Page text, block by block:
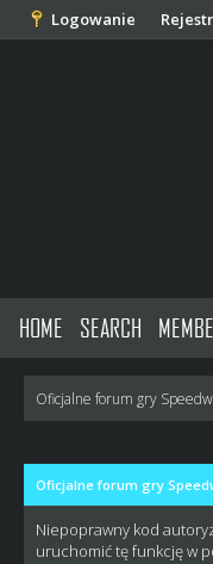
Logowanie
HOME SEARCH
Oficjalne forum gry
Oficjalne forum gry
Niepoprawny kod
uruchomić tę funkcję w